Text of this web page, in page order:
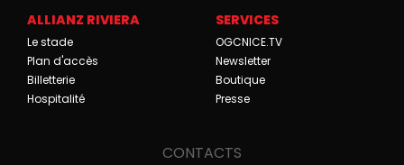
ALLIANZ RIVIERA
Le stade
Plan d'accès
Billetterie
Hospitalité
SERVICES
OGCNICE.TV
Newsletter
Boutique
Presse
CONTACTS